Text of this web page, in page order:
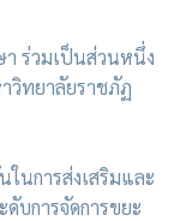
ร่วมเป็นส่วนหนึ่ง
วิทยาลัยราชภัฏ
นการส่งเสริมและ
บการจัดการขยะ